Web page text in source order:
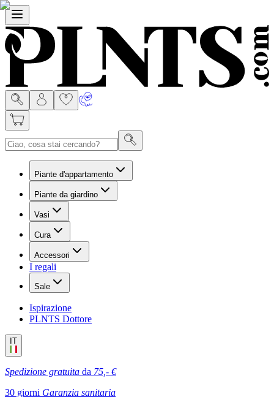
Menù
Piante d'appartamento
Piante da giardino
Vasi
Cura
Accessori
I regali
Sale
Ispirazione
PLNTS Dottore
IT
Spedizione gratuita da 75,- €
30 giorni Garanzia sanitaria